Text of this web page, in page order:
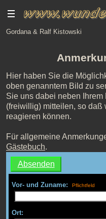
Gordana & Ralf Kistowski
Hier haben Sie die
oben genanntem Bild zu
Sie uns dabei neben Ihrem
(freiwillig) mitteilen, so
reagieren können.
Für allgemeine
Gästebuch.
Vor- und Zuname:
Ort: